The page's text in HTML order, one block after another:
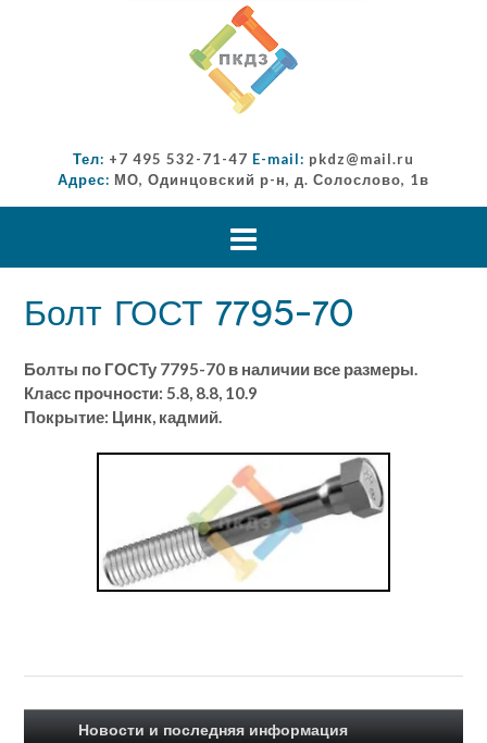
Тел: +7 495 532-71-47 E-mail: pkdz@mail.ru
Адрес: МО, Одинцовский р-н, д. Солослово, 1в
Болт ГОСТ 7795-70
Болты по ГОСТу 7795-70 в наличии все размеры.
Класс прочности: 5.8, 8.8, 10.9
Покрытие: Цинк, кадмий.
Новости и последняя информация